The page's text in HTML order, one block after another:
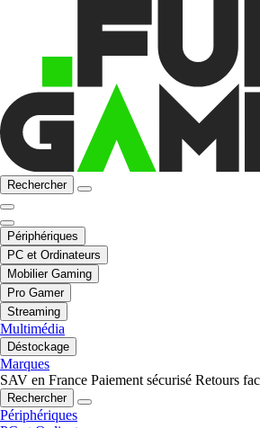
Rechercher
Périphériques
PC et Ordinateurs
Mobilier Gaming
Pro Gamer
Streaming
Multimédia
Déstockage
Marques
SAV en France Paiement sécurisé Retours
Rechercher
Périphériques